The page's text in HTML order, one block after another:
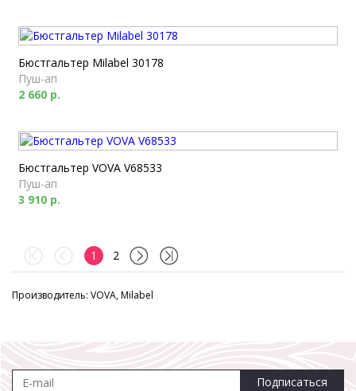
Бюстгальтер Milabel 30178
Пуш-ап
2 660 р.
Бюстгальтер VOVA V68533
Пуш-ап
3 910 р.
1 2
Производитель: VOVA, Milabel
Подписаться